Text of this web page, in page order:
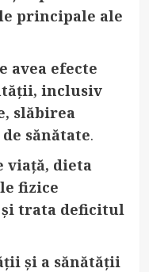
principale ale
avea efecte
inclusiv
slăbirea
sănătate.
viață, dieta
fizice
trata deficitul
și a sănătății